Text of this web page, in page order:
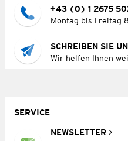
+43 (0) 1 2675
Montag bis Freitag
SCHREIBEN SIE
Wir helfen Ihnen
SERVICE
NEWSLETTER